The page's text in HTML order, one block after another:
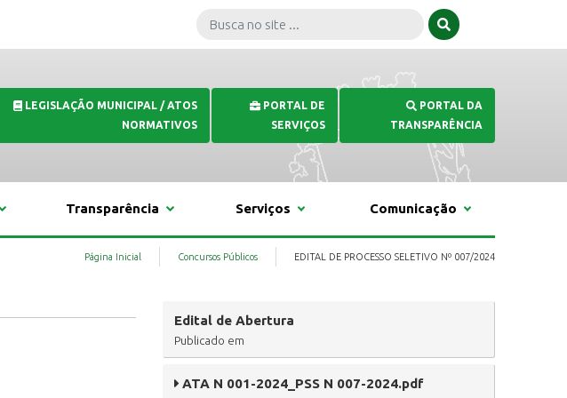
LEGISLAÇÃO MUNICIPAL / ATOS
NORMATIVOS
PORTAL DE
SERVIÇOS
PORTAL DA
TRANSPARÊNCIA
Transparência Serviços Comunicação
Página Inicial Concursos Públicos EDITAL DE PROCESSO SELETIVO Nº 007/2024
Edital de Abertura
Publicado em
ATA N 001-2024_PSS N 007-2024.pdf